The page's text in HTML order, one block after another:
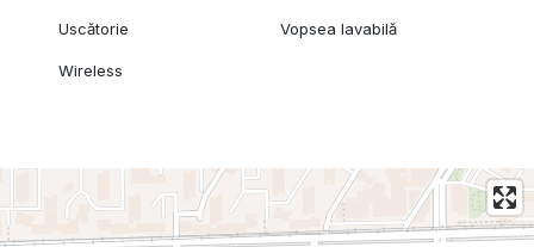
Uscătorie Vopsea lavabilă
Wireless